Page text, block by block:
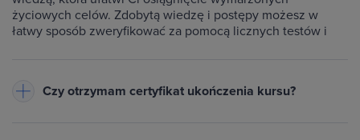
życiowych celów. Zdobytą wiedzę i postępy możesz w
łatwy sposób zweryfikować za pomocą licznych testów i
Czy otrzymam certyfikat ukończenia kursu?